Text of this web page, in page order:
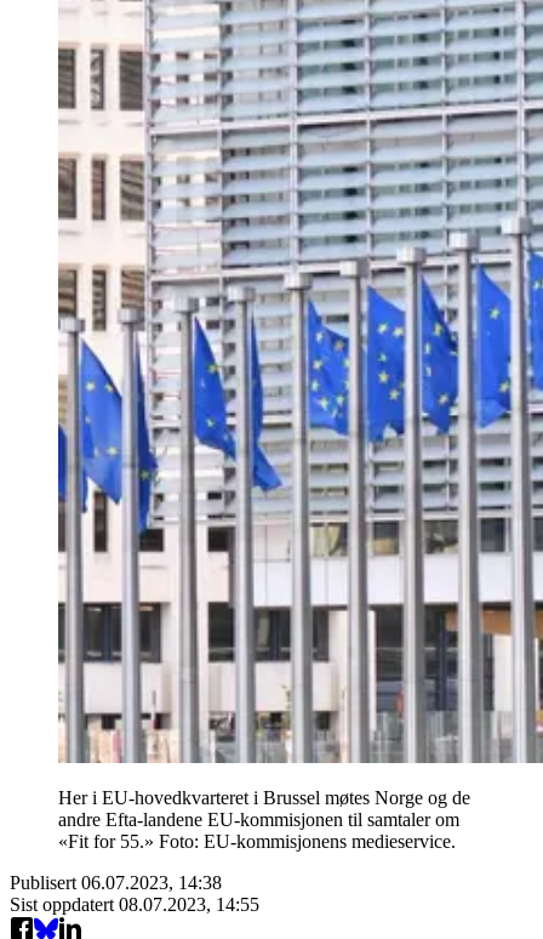
Her i EU-hovedkvarteret i Brussel møtes Norge og de
andre Efta-landene EU-kommisjonen til samtaler om
«Fit for 55.» Foto: EU-kommisjonens medieservice.
Publisert 06.07.2023, 14:38
Sist oppdatert 08.07.2023, 14:55